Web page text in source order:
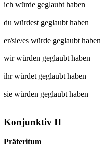
ich würde geglaubthaben
du würdest geglaubthaben
er/sie/es würde geglaubthaben
wir würden geglaubthaben
ihr würdet geglaubthaben
sie würden geglaubthaben
Konjunktiv II
Präteritum